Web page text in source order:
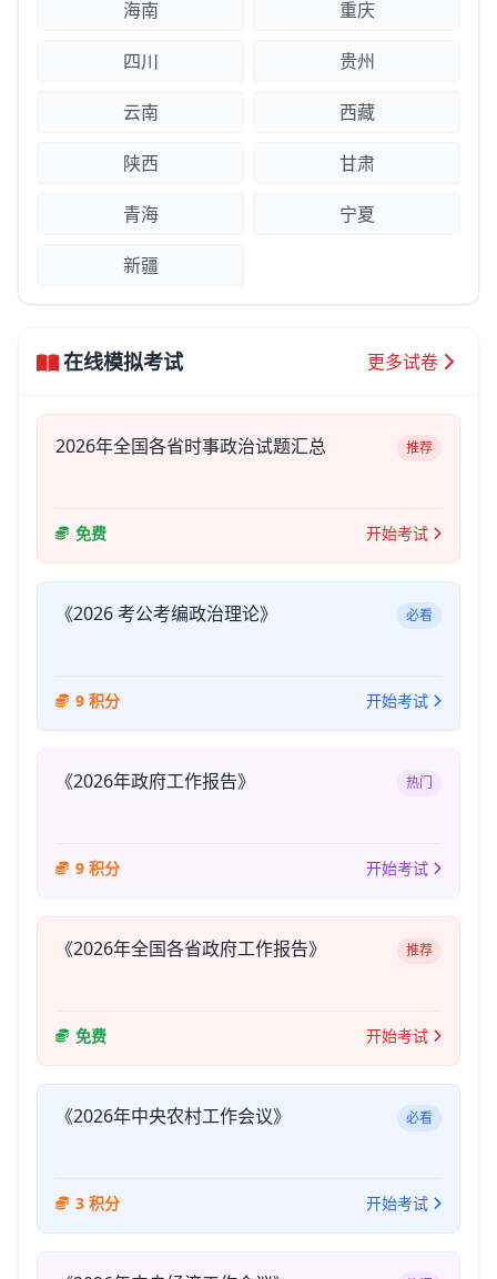
海南 重庆
四川 贵州
云南 西藏
陕西 甘肃
青海 宁夏
新疆
在线模拟考试 更多试卷
2026年全国各省时事政治试题汇总 推荐
免费 开始考试
《2026 考公考编政治理论》 必看
9 积分 开始考试
《2026年政府工作报告》 热门
9 积分 开始考试
《2026年全国各省政府工作报告》 推荐
免费 开始考试
《2026年中央农村工作会议》 必看
3 积分 开始考试